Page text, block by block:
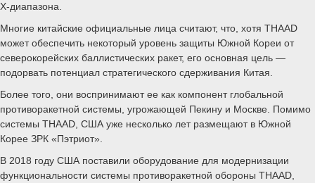
X-диапазона.
Многие китайские официальные лица считают, что, хотя THAAD
может обеспечить некоторый уровень защиты Южной Кореи от
северокорейских баллистических ракет, его основная цель —
подорвать потенциал стратегического сдерживания Китая.
Более того, они воспринимают ее как компонент глобальной
противоракетной системы, угрожающей Пекину и Москве. Помимо
системы THAAD, США уже несколько лет размещают в Южной
Корее ЗРК «Пэтриот».
В 2018 году США поставили оборудование для модернизации
функциональности системы противоракетной обороны THAAD,